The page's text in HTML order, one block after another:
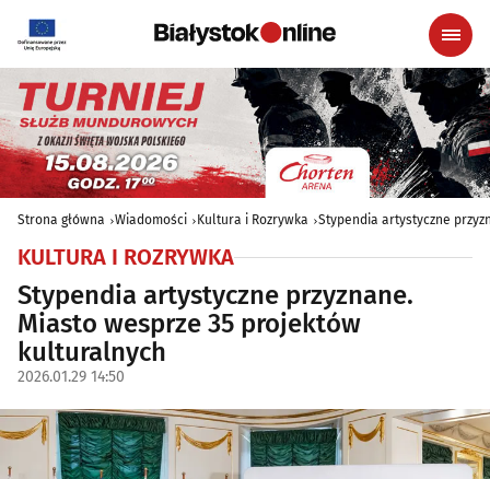
Strona główna Wiadomości Kultura i Rozrywka Stypendia artystyczne
KULTURA I ROZRYWKA
Stypendia artystyczne przyznane.
Miasto wesprze 35 projektów
kulturalnych
2026.01.29 14:50